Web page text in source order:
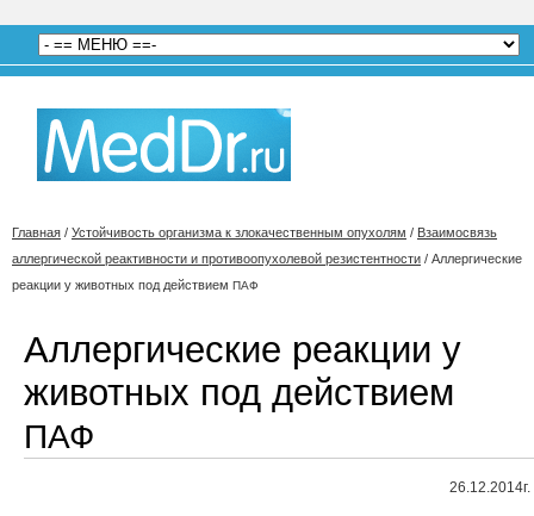
Главная / Устойчивость организма к злокачественным опухолям / Взаимосвязь
аллергической реактивности и противоопухолевой резистентности / Аллергические
реакции у животных под действием ПАФ
Аллергические реакции у
животных под действием
ПАФ
26.12.2014г.